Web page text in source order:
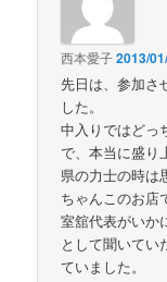
西本愛子2013/
先日は、参加さ
した。
中入りではどっ
で、本当に盛り
県の力士の時は
ちゃんこのお店
室舘代表がいか
として聞いてい
ていました。